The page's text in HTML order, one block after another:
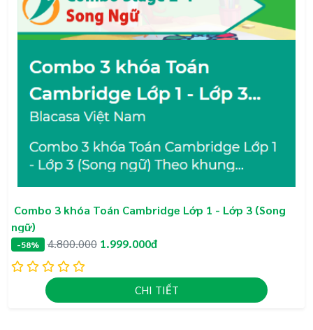
ĐỐI TƯỢNG HỌC SINH PHÙ HỢP VỚI KHÓA HỌC:
+ Học sinh tiền tiểu học 4-5 tuổi:
Chương trình học tuyệt vời nhất để phát triển
tư duy Toán học cho học sinh 5 tuổi. Chương
trình học giúp trẻ tiếp xúc với toán học một
toán học.
ngữ Tiếng Anh cho trẻ.
Học bằng hoạt hình và trắc nghiệm, hình thức
học tuyệt vời nhất với trẻ nhỏ.
Là một sự chuẩn bị tuyệt vời cho các con vào
Combo 3 khóa Toán Cambridge Lớp 1 - Lớp 3 (Song
ngữ)
-58% 4.800.000 1.999.000đ
CHI TIẾT